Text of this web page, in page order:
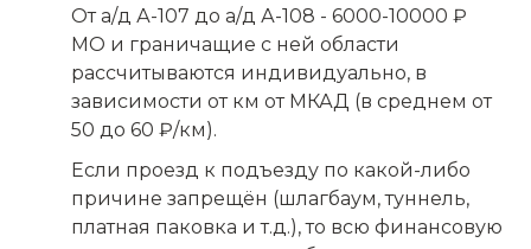
От а/д А-107 до а/д А-108 - 6000-10000 ₽
МО и граничащие с ней области
рассчитываются индивидуально, в
зависимости от км от МКАД (в среднем от
50 до 60 ₽/км).
Если проезд к подъезду по какой-либо
причине запрещён (шлагбаум, туннель,
платная паковка и т.д.), то всю финансовую